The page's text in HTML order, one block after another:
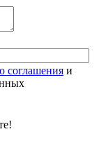
соглашения и